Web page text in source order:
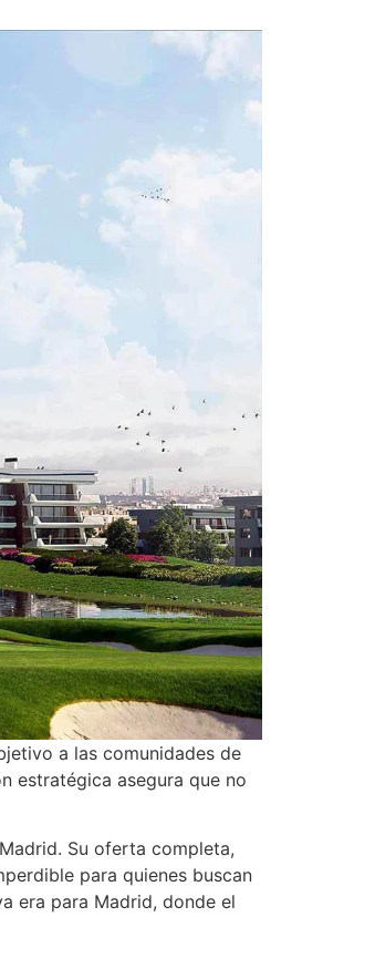
a las comunidades de
estratégica asegura que no
Su oferta completa,
para quienes buscan
era para Madrid, donde el